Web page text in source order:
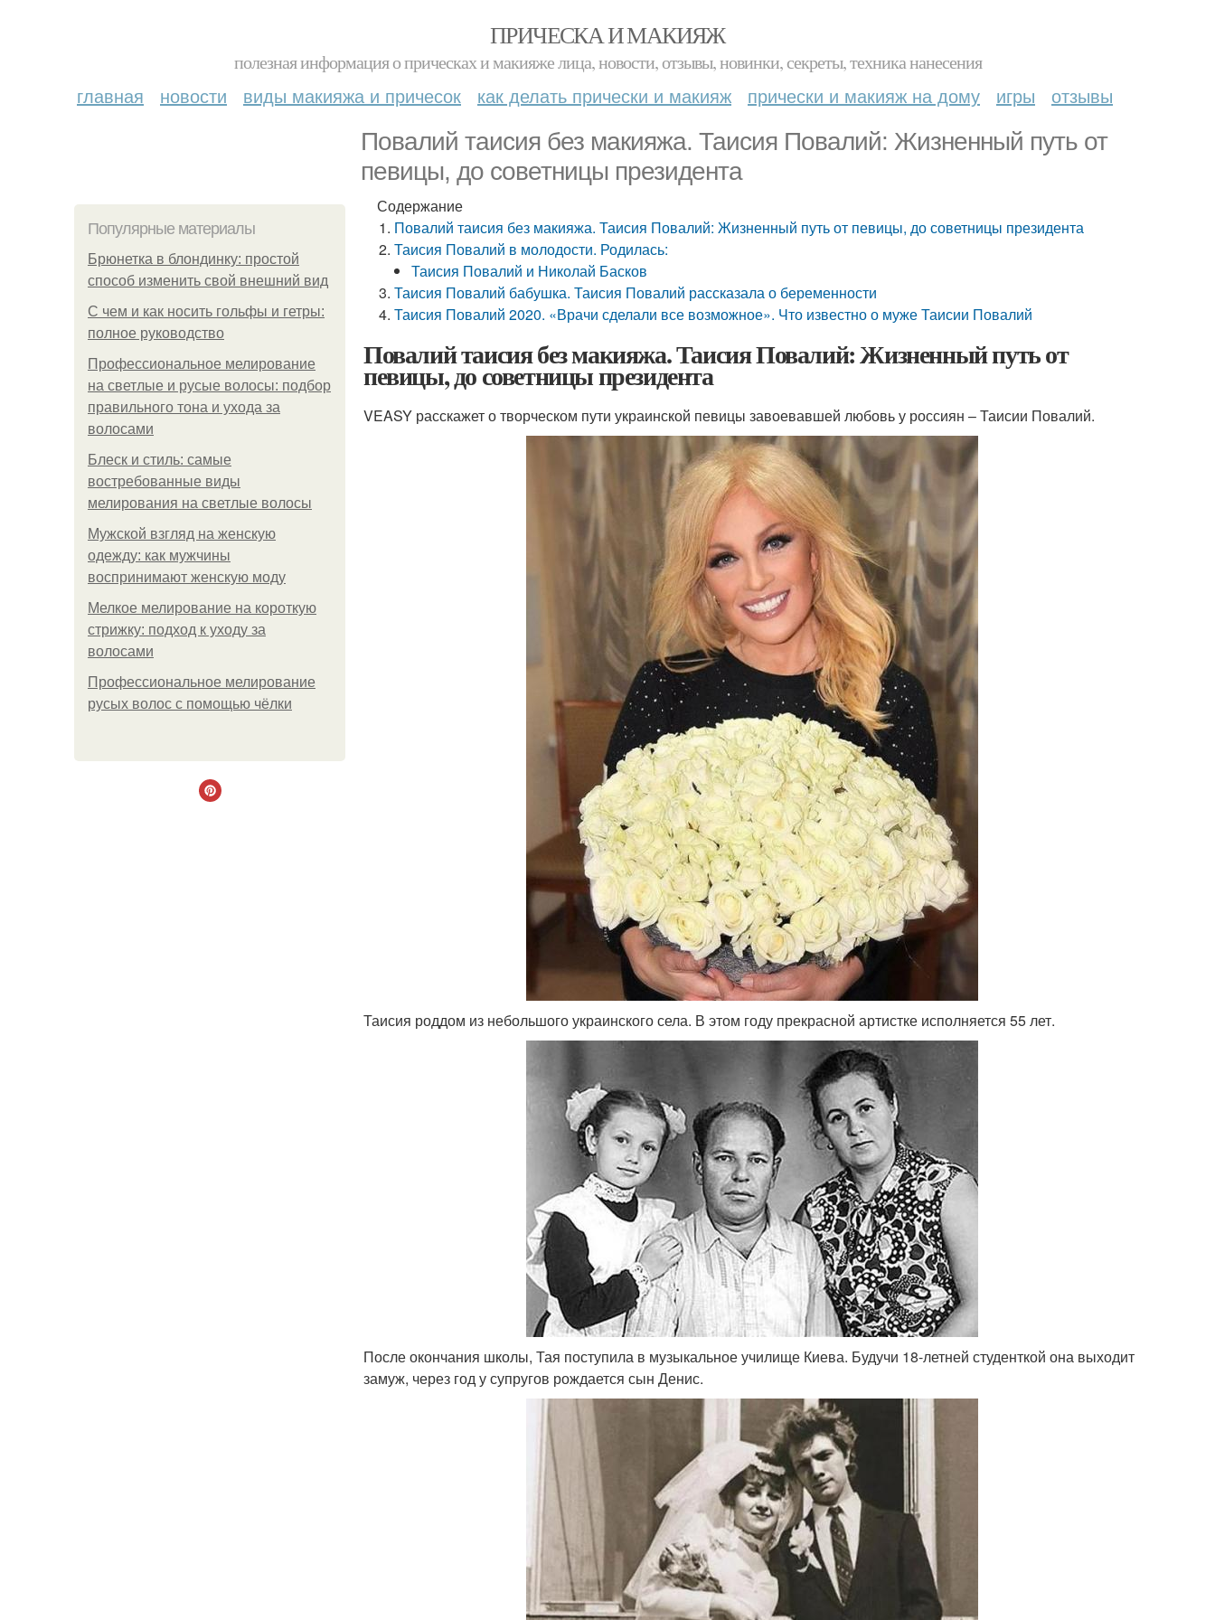
ПРИЧЕСКА И МАКИЯЖ
полезная информация о прическах и макияже лица, новости, отзывы, новинки, секреты, техника нанесения
главная новости виды макияжа и причесок как делать прически и макияж прически и макияж на дому игры отзывы
Повалий таисия без макияжа. Таисия Повалий: Жизненный путь от
певицы, до советницы президента
Популярные материалы
Брюнетка в блондинку: простой
способ изменить свой внешний вид
С чем и как носить гольфы и гетры:
полное руководство
Профессиональное мелирование
на светлые и русые волосы: подбор
правильного тона и ухода за
волосами
Блеск и стиль: самые
востребованные виды
мелирования на светлые волосы
Мужской взгляд на женскую
одежду: как мужчины
воспринимают женскую моду
Мелкое мелирование на короткую
стрижку: подход к уходу за
волосами
Профессиональное мелирование
русых волос с помощью чёлки
Содержание
Повалий таисия без макияжа. Таисия Повалий: Жизненный путь от певицы, до советницы президента
Таисия Повалий в молодости. Родилась:
Таисия Повалий и Николай Басков
Таисия Повалий бабушка. Таисия Повалий рассказала о беременности
Таисия Повалий 2020. «Врачи сделали все возможное». Что известно о муже Таисии Повалий
Повалий таисия без макияжа. Таисия Повалий: Жизненный путь от
певицы, до советницы президента
VEASY расскажет о творческом пути украинской певицы завоевавшей любовь у россиян – Таисии Повалий.
Таисия роддом из небольшого украинского села. В этом году прекрасной артистке исполняется 55 лет.
После окончания школы, Тая поступила в музыкальное училище Киева. Будучи 18-летней студенткой она выходит
замуж, через год у супругов рождается сын Денис.